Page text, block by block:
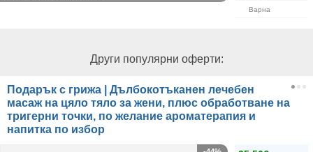
Варна
Други популярни оферти:
Подарък с грижа | Дълбокотъканен лечебен
масаж на цяло тяло за жени, плюс обработване на
тригерни точки, по желание ароматерапия и
напитка по избор